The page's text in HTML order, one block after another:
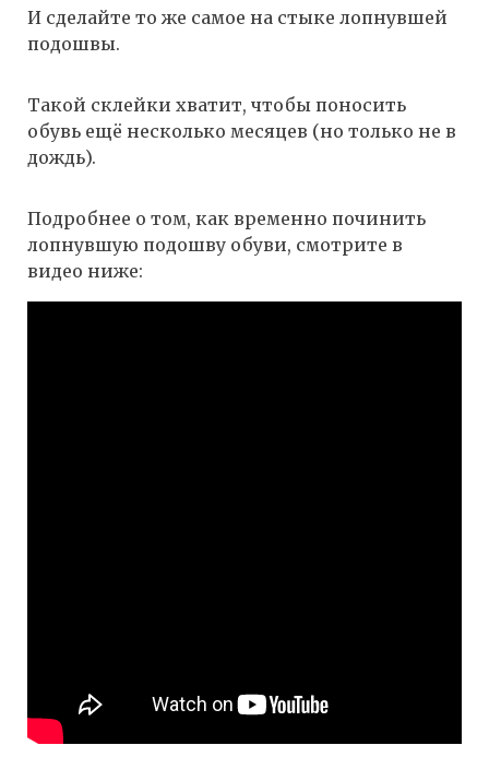
И сделайте то же самое на стыке лопнувшей
подошвы.
Такой склейки хватит, чтобы поносить
обувь ещё несколько месяцев (но только не в
дождь).
Подробнее о том, как временно починить
лопнувшую подошву обуви, смотрите в
видео ниже: